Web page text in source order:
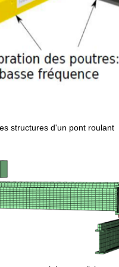
structures d'un pont roulant